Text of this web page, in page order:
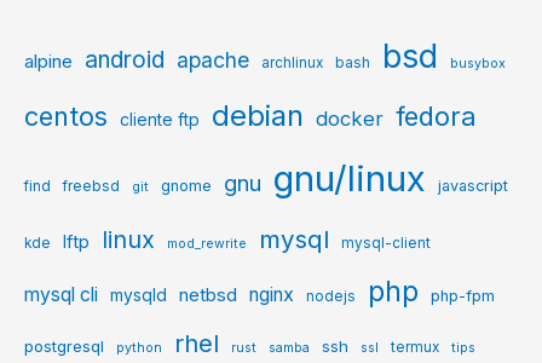
alpine android apache archlinux bash bsd busybox
centos cliente ftp debian docker fedora
find freebsd git gnome gnu gnu/linux javascript
kde lftp linux mod_rewrite mysql mysql-client
mysql cli mysqld netbsd nginx nodejs php php-fpm
postgresql python rhel rust samba ssh ssl termux tips